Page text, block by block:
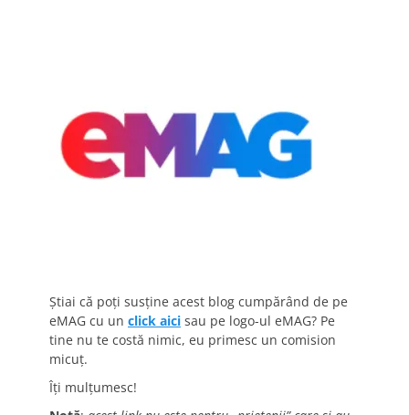
Știai că poți susține acest blog cumpărând de pe
eMAG cu un click aici sau pe logo-ul eMAG? Pe
tine nu te costă nimic, eu primesc un comision
micuț.
Îți mulțumesc!